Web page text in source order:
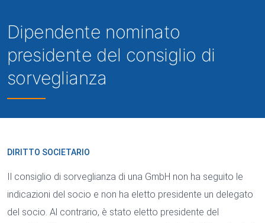
Dipendente nominato
presidente del consiglio di
sorveglianza
DIRITTO SOCIETARIO
Il consiglio di sorveglianza di una GmbH non ha seguito le
indicazioni del socio e non ha eletto presidente un delegato
del socio. Al contrario, è stato eletto presidente del